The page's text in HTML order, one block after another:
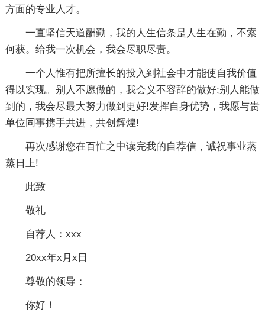
方面的专业人才。
一直坚信天道酬勤，我的人生信条是人生在勤，不索
何获。给我一次机会，我会尽职尽责。
一个人惟有把所擅长的投入到社会中才能使自我价值
得以实现。别人不愿做的，我会义不容辞的做好;别人能做
到的，我会尽最大努力做到更好!发挥自身优势，我愿与贵
单位同事携手共进，共创辉煌!
再次感谢您在百忙之中读完我的自荐信，诚祝事业蒸
蒸日上!
此致
敬礼
自荐人：xxx
20xx年x月x日
尊敬的领导：
你好！